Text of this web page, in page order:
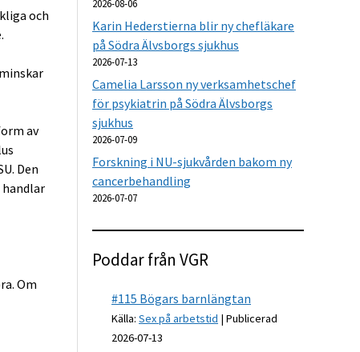
och
av
Den
handlar
Om
2026-08-06
Karin Hederstierna blir ny chefläkare
på Södra Älvsborgs sjukhus
2026-07-13
Camelia Larsson ny verksamhetschef
för psykiatrin på Södra Älvsborgs
sjukhus
2026-07-09
Forskning i NU-sjukvården bakom ny
cancerbehandling
2026-07-07
Poddar från VGR
#115 Bögars barnlängtan
Källa:Sex på arbetstid
Publicerad
2026-07-13